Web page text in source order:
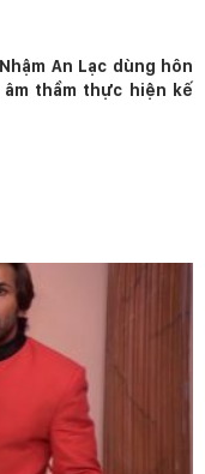
An Lạc dùng hôn
thầm thực hiện kế